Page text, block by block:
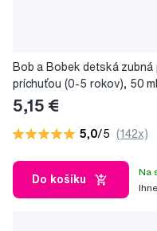
Bob a Bobek detská
príchuťou (0-5 rokov), 50 ml
5,15 €
5,0/5 (142x)
Do košíku
Na